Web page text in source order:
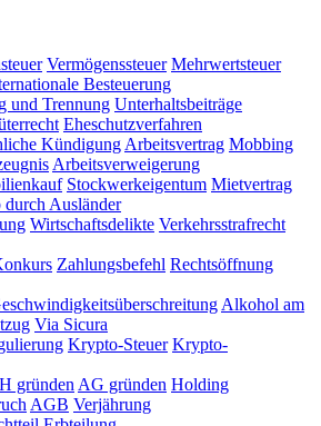
Vermögenssteuer Mehrwertsteuer
Besteuerung
und Trennung Unterhaltsbeiträge
Eheschutzverfahren
Kündigung Arbeitsvertrag Mobbing
Arbeitsverweigerung
Stockwerkeigentum Mietvertrag
durch Ausländer
Wirtschaftsdelikte Verkehrsstrafrecht
Zahlungsbefehl Rechtsöffnung
Alkohol am
Via Sicura
Krypto-Steuer Krypto-
gründen AG gründen Holding
AGB Verjährung